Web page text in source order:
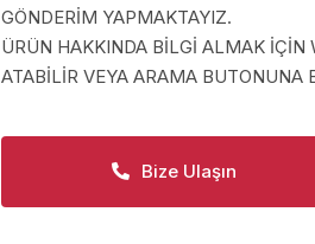
GÖNDERİM YAPMAKTAYIZ.
ÜRÜN HAKKINDA BİLGİ ALMAK
ATABİLİR VEYA ARAMA BUTONUNA
Bize Ulaşın